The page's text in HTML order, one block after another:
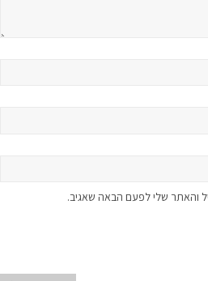
והאתר שלי לפעם הבאה שאגיב.